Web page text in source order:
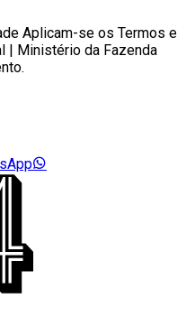
Aplicam-se os Termos e
| Ministério da Fazenda